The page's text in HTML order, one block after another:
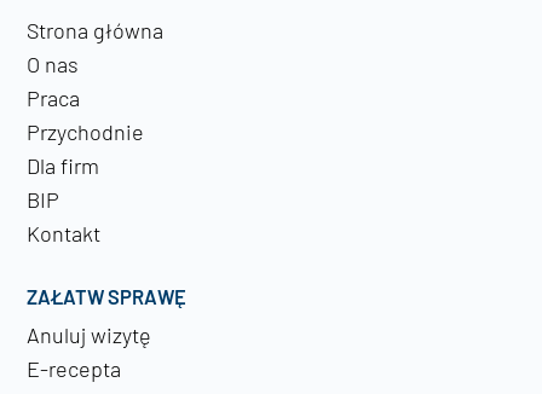
Strona główna
O nas
Praca
Przychodnie
Dla firm
BIP
Kontakt
ZAŁATW SPRAWĘ
Anuluj wizytę
E-recepta